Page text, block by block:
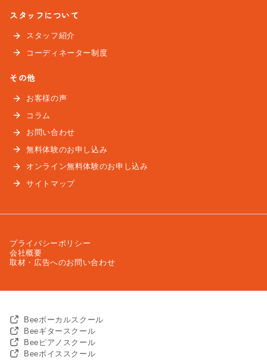
スタッフについて
スタッフ紹介
コーディネーター制度
その他
お客様の声
コラム
お問い合わせ
無料体験のお申し込み
オンライン無料体験のお申し込み
サイトマップ
プライバシーポリシー
会社概要
取材・広告へのお問い合わせ
Beeボーカルスクール
Beeギタースクール
Beeピアノスクール
Beeボイススクール